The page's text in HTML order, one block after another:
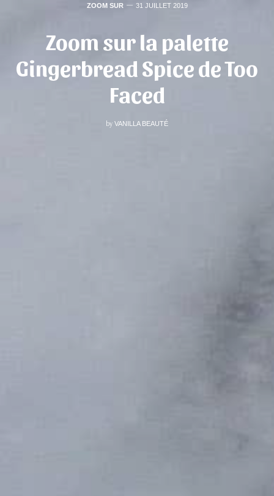
ZOOM SUR 31 JUILLET 2019
Zoom sur la palette
Gingerbread Spice de Too
Faced
by VANILLA BEAUTÉ